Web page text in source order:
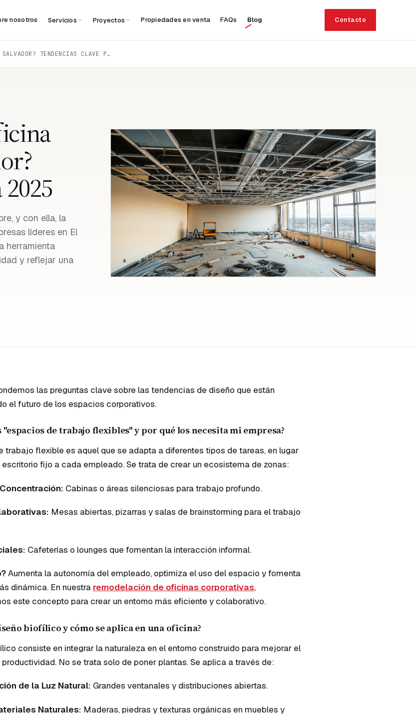
nosotros Servicios Proyectos Propiedades en venta FAQs Blog Contacto
¿CÓMO DISEÑAR UNA OFICINA MODERNA EN EL SALVADOR? TENDENCIAS CLAVE PARA 2025
y con ella, la
líderes en El
herramienta
y reflejar una
las preguntas clave sobre las tendencias de diseño que están
el futuro de los espacios corporativos.
"espacios de trabajo flexibles" y por qué los necesita mi empresa?
trabajo flexible es aquel que se adapta a diferentes tipos de tareas, en lugar
escritorio fijo a cada empleado. Se trata de crear un ecosistema de zonas:
Cabinas o áreas silenciosas para trabajo profundo.
Mesas abiertas, pizarras y salas de brainstorming para el trabajo
Cafeterías o lounges que fomentan la interacción informal.
Aumenta la autonomía del empleado, optimiza el uso del espacio y fomenta
dinámica. En nuestra remodelación de oficinas corporativas,
este concepto para crear un entorno más eficiente y colaborativo.
biofílico y cómo se aplica en una oficina?
consiste en integrar la naturaleza en el entorno construido para mejorar el
No se trata solo de poner plantas. Se aplica a través de:
de la Luz Natural: Grandes ventanales y distribuciones abiertas.
Naturales: Maderas, piedras y texturas orgánicas en muebles y